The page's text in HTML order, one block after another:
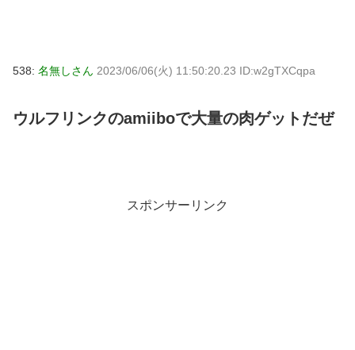
538: 名無しさん 2023/06/06(火) 11:50:20.23 ID:w2gTXCqpa
ウルフリンクのamiiboで大量の肉ゲットだぜ
スポンサーリンク